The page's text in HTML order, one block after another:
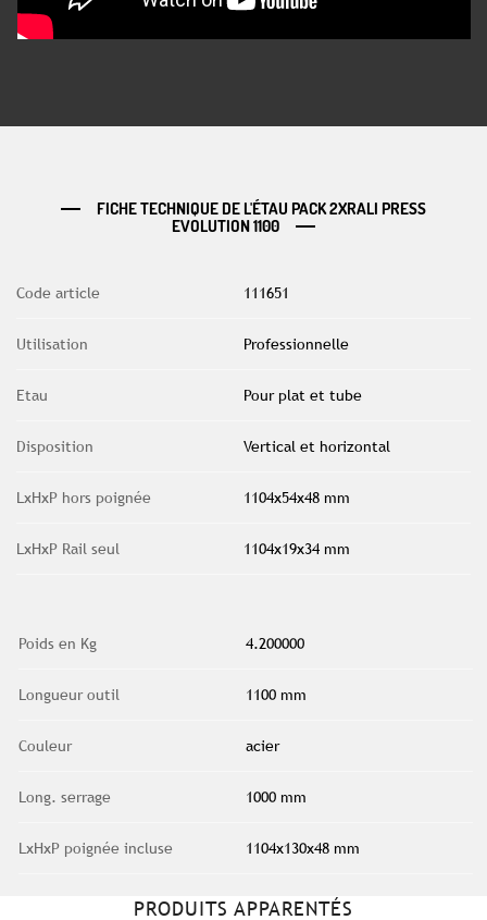
FICHE TECHNIQUE DE L'ÉTAU PACK 2XRALI PRESS
EVOLUTION 1100
Code article 111651
Utilisation Professionnelle
Etau Pour plat et tube
Disposition Vertical et horizontal
LxHxP hors poignée 1104x54x48 mm
LxHxP Rail seul 1104x19x34 mm
Poids en Kg 4.200000
Longueur outil 1100 mm
Couleur acier
Long. serrage 1000 mm
LxHxP poignée incluse 1104x130x48 mm
PRODUITS APPARENTÉS